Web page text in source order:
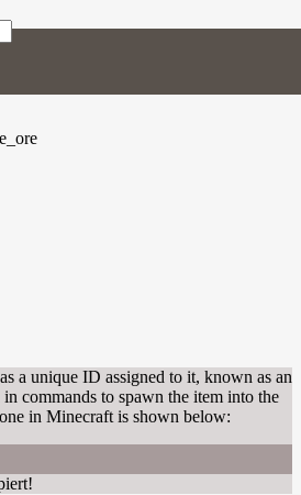
a unique ID assigned to it, known as an
commands to spawn the item into the
in Minecraft is shown below: